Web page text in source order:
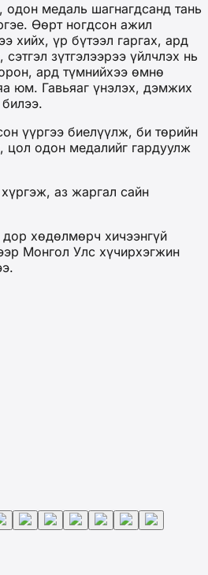
медаль шагнагдсанд тань
Өөрт ногдсон ажил
хийх, үр бүтээл гаргах, ард
зүтгэлээрээ үйлчлэх нь
ард түмнийхээ өмнө
юм. Гавьяаг үнэлэх, дэмжих
үүргээ биелүүлж, би төрийн
цол одон медалийг гардуулж
аз жаргал сайн
хөдөлмөрч хичээнгүй
Монгол Улс хүчирхэгжин